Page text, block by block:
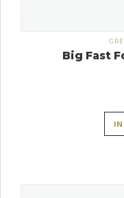
Big Fast
IN